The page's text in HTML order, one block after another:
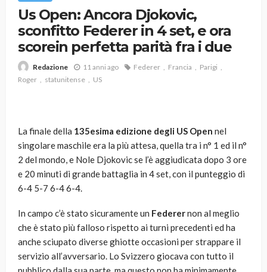
Us Open: Ancora Djokovic,
sconfitto Federer in 4 set, e ora
scorein perfetta parità fra i due
Redazione 11 anni ago Federer Francia
Parigi
Roger
statunitense US
La finale della 135esima edizione degli US Open nel
singolare maschile era la più attesa, quella tra i n° 1 ed il n°
2 del mondo, e Nole Djokovic se l’è aggiudicata dopo 3 ore
e 20 minuti di grande battaglia in 4 set, con il punteggio di
6-4 5-7 6-4 6-4.
In campo c’è stato sicuramente un Federernon al meglio
che è stato più falloso rispetto ai turni precedenti ed ha
anche sciupato diverse ghiotte occasioni per strappare il
servizio all’avversario. Lo Svizzero giocava con tutto il